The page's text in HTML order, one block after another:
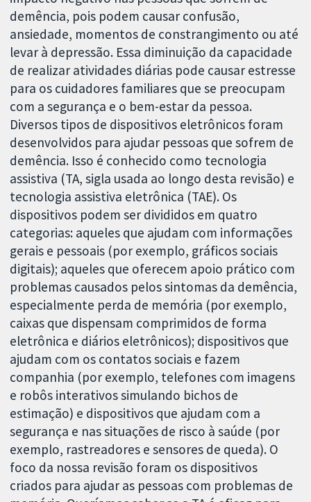
demência, pois podem causar confusão,
ansiedade, momentos de constrangimento ou até
levar à depressão. Essa diminuição da capacidade
de realizar atividades diárias pode causar estresse
para os cuidadores familiares que se preocupam
com a segurança e o bem-estar da pessoa.
Diversos tipos de dispositivos eletrônicos foram
desenvolvidos para ajudar pessoas que sofrem de
demência. Isso é conhecido como tecnologia
assistiva (TA, sigla usada ao longo desta revisão) e
tecnologia assistiva eletrônica (TAE). Os
dispositivos podem ser divididos em quatro
categorias: aqueles que ajudam com informações
gerais e pessoais (por exemplo, gráficos sociais
digitais); aqueles que oferecem apoio prático com
problemas causados pelos sintomas da demência,
especialmente perda de memória (por exemplo,
caixas que dispensam comprimidos de forma
eletrônica e diários eletrônicos); dispositivos que
ajudam com os contatos sociais e fazem
companhia (por exemplo, telefones com imagens
e robôs interativos simulando bichos de
estimação) e dispositivos que ajudam com a
segurança e nas situações de risco à saúde (por
exemplo, rastreadores e sensores de queda). O
foco da nossa revisão foram os dispositivos
criados para ajudar as pessoas com problemas de